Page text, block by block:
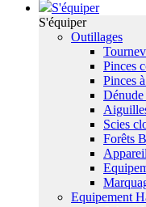
S'équiper
S'équiper
Outillages
Pinces
Pinces
Dénude
Scies
Forêts
Equipement